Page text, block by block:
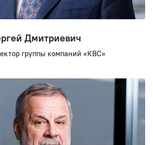
Дмитриевич
группы компаний «КВС»